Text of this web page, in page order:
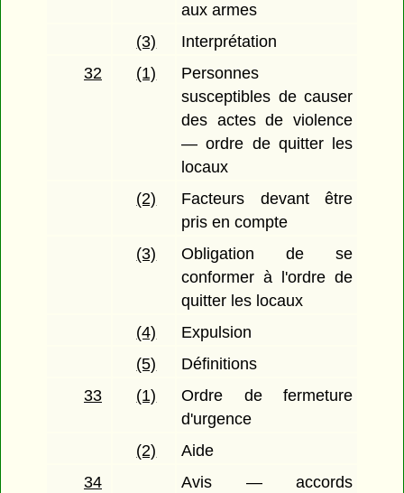
aux armes
(3)
Interprétation
32
(1)
Personnes
susceptibles de causer
des actes de violence
— ordre de quitter les
locaux
(2)
Facteurs devant être
pris en compte
(3)
Obligation de se
conformer à l'ordre de
quitter les locaux
(4)
Expulsion
(5)
Définitions
33
(1)
Ordre de fermeture
d'urgence
(2)
Aide
34
Avis — accords